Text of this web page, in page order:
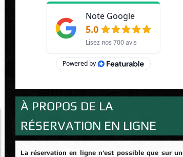
À PROPOS DE LA
RÉSERVATION EN LIGNE
La réservation en ligne n'est possible que sur une